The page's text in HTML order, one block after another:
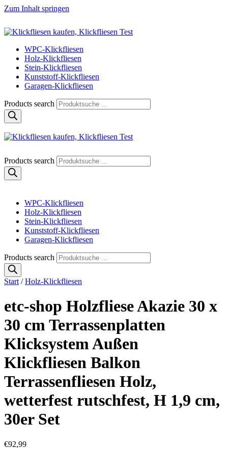
Zum Inhalt springen
Klickfliese | klick-klick-fertig
Klickfliesen online kaufen
WPC-Klickfliesen
Holz-Klickfliesen
Stein-Klickfliesen
Kunststoff-Klickfliesen
Garagen-Klickfliesen
Products search
Klickfliese | klick-klick-fertig
Klickfliesen online kaufen
Products search
WPC-Klickfliesen
Holz-Klickfliesen
Stein-Klickfliesen
Kunststoff-Klickfliesen
Garagen-Klickfliesen
Products search
Start /Holz-Klickfliesen
etc-shop Holzfliese Akazie 30 x
30 cm Terrassenplatten
Klicksystem Außen
Klickfliesen Balkon
Terrassenfliesen Holz,
wetterfest rutschfest, H 1,9 cm,
30er Set
€92,99